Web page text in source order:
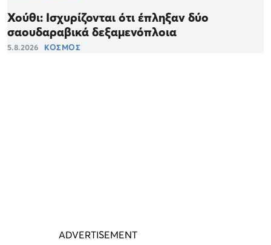
Χούθι: Ισχυρίζονται ότι έπληξαν δύο
σαουδαραβικά δεξαμενόπλοια
5.8.2026 ΚΟΣΜΟΣ